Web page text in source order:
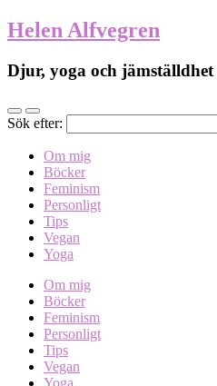
Helen Alfvegren
Djur, yoga och jämställdhet
Sök efter:
Om mig
Böcker
Feminism
Personligt
Tips
Vegan
Yoga
Om mig
Böcker
Feminism
Personligt
Tips
Vegan
Yoga